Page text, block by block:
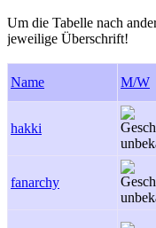
Um die Tabelle nach
jeweilige Überschrift!
Name M/W
hakki
fanarchy